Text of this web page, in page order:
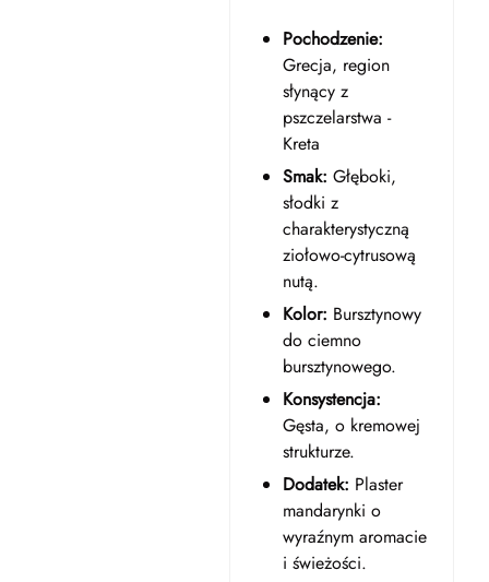
Pochodzenie:
Grecja, region
słynący z
pszczelarstwa -
Kreta
Smak: Głęboki,
słodki z
charakterystyczną
ziołowo-cytrusową
nutą.
Kolor: Bursztynowy
do ciemno
bursztynowego.
Konsystencja:
Gęsta, o kremowej
strukturze.
Dodatek: Plaster
mandarynki o
wyraźnym aromacie
i świeżości.